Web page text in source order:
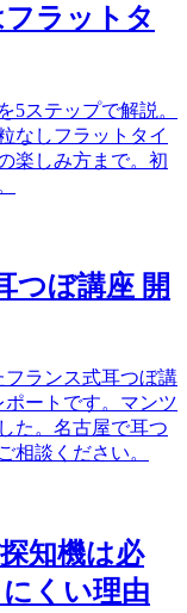
ラットタ
5ステップで解説。
なしフラットタイ
楽しみ方まで。初
つぼ講座 開
フランス式耳つぼ講
ートです。マンツ
た。名古屋で耳つ
相談ください。
知機は必
くい理由